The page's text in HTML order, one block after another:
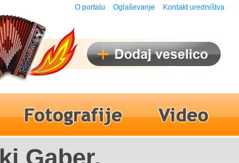
O portalu Oglaševanje Kontakt uredništva
Gaber,